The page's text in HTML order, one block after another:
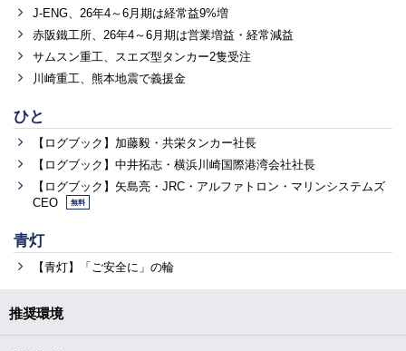
J-ENG、26年4～6月期は経常益9%増
赤阪鐵工所、26年4～6月期は営業増益・経常減益
サムスン重工、スエズ型タンカー2隻受注
川崎重工、熊本地震で義援金
ひと
【ログブック】加藤毅・共栄タンカー社長
【ログブック】中井拓志・横浜川崎国際港湾会社社長
【ログブック】矢島亮・JRC・アルファトロン・マリンシステムズ
CEO
無料
青灯
【青灯】「ご安全に」の輪
推奨環境